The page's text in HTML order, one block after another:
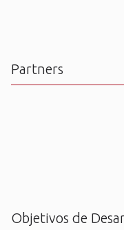
Partners
Objetivos de